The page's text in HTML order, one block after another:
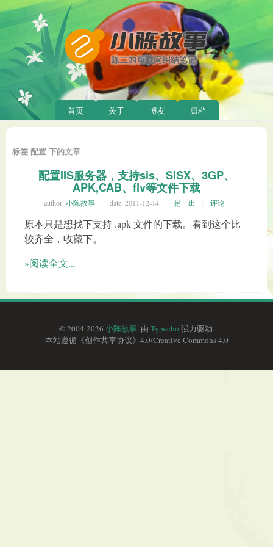
首页 关于 博友 归档
标签 配置 下的文章
配置IIS服务器，支持sis、SISX、3GP、
APK,CAB、flv等文件下载
author: 小陈故事 date: 2011-12-14 是一出 评论
原本只是想找下支持 .apk 文件的下载。看到这个比
较齐全，收藏下。
»阅读全文...
© 2004-2026 小陈故事. 由 Typecho 强力驱动.
本站遵循《创作共享协议》4.0/Creative Commons 4.0